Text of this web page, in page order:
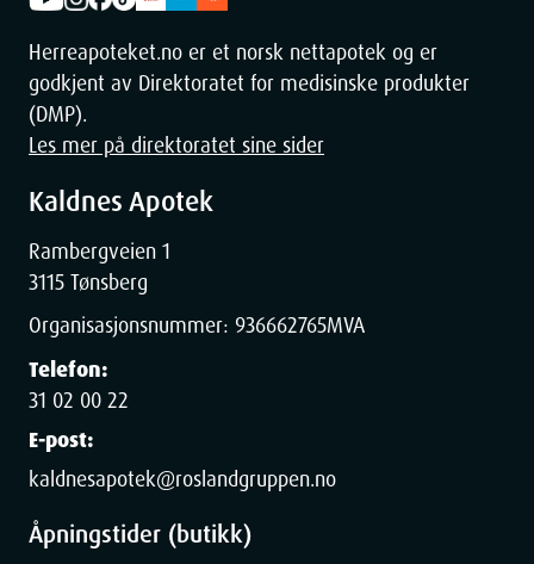
Crosspolymer, Sodium Hydroxide, Tetrasodium Glutamate
Diacetate, Piroctone Olamine.
Dimensjoner
Width
Height
Depth
Weight
Herreapoteket.no er et norsk nettapotek og er
godkjent av Direktoratet for medisinske produkter
(DMP).
Les mer på direktoratet sine sider
Kaldnes Apotek
Rambergveien 1
3115 Tønsberg
Organisasjonsnummer: 936662765MVA
Telefon:
31 02 00 22
E-post:
kaldnesapotek@roslandgruppen.no
Åpningstider (butikk)